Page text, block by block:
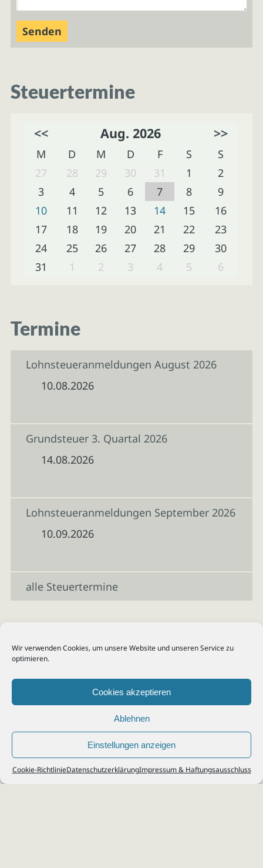
Wir verwenden Cookies, um unsere Website und unseren Service zu
optimieren.
Cookies akzeptieren
Ablehnen
Einstellungen anzeigen
Cookie-RichtlinieDatenschutzerklärungImpressum & Haftungsausschluss
Steuertermine
<< Aug. 2026 >>
M D M D F S
S
27
28 29 30 31 1
2
3
4 5 6 7 8
9
10
11 12 13 14 15
16
17
18 19 20 21 22
23
24
25 26 27 28 29
30
31
1 2 3 4 5 6
Termine
Lohnsteueranmeldungen August 2026
10.08.2026
Grundsteuer 3. Quartal 2026
14.08.2026
Lohnsteueranmeldungen September 2026
10.09.2026
alle Steuertermine
© 2026Steuerberater Kempf, Köln - Steuerberatung Poll, Porz, Deutz, Mülheim,